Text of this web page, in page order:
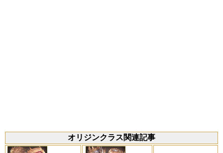
オリジンクラス関連記事